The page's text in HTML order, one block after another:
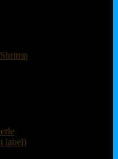
label)